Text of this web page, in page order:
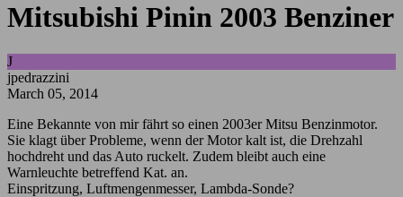
Mitsubishi Pinin 2003 Benziner
J
jpedrazzini
March 05, 2014
Eine Bekannte von mir fährt so einen 2003er Mitsu Benzinmotor.
Sie klagt über Probleme, wenn der Motor kalt ist, die Drehzahl
hochdreht und das Auto ruckelt. Zudem bleibt auch eine
Warnleuchte betreffend Kat. an.
Einspritzung, Luftmengenmesser, Lambda-Sonde?